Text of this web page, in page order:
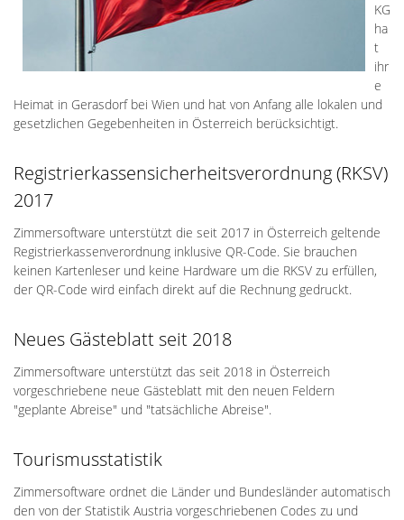
KG
ha
t
ihr
e
Heimat in Gerasdorf bei Wien und hat von Anfang alle lokalen und
gesetzlichen Gegebenheiten in Österreich berücksichtigt.
Registrierkassensicherheitsverordnung (RKSV)
2017
Zimmersoftware unterstützt die seit 2017 in Österreich geltende
Registrierkassenverordnung inklusive QR-Code. Sie brauchen
keinen Kartenleser und keine Hardware um die RKSV zu erfüllen,
der QR-Code wird einfach direkt auf die Rechnung gedruckt.
Neues Gästeblatt seit 2018
Zimmersoftware unterstützt das seit 2018 in Österreich
vorgeschriebene neue Gästeblatt mit den neuen Feldern
"geplante Abreise" und "tatsächliche Abreise".
Tourismusstatistik
Zimmersoftware ordnet die Länder und Bundesländer automatisch
den von der Statistik Austria vorgeschriebenen Codes zu und